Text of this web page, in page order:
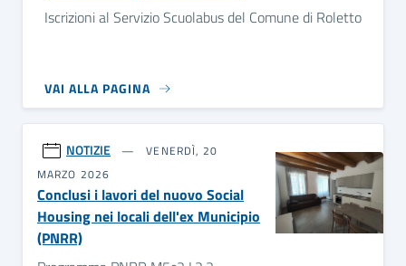
Iscrizioni al Servizio Scuolabus del Comune di Roletto
VAI ALLA PAGINA
NOTIZIE
VENERDÌ, 20
MARZO 2026
Conclusi i lavori del nuovo Social
Housing nei locali dell'ex Municipio
(PNRR)